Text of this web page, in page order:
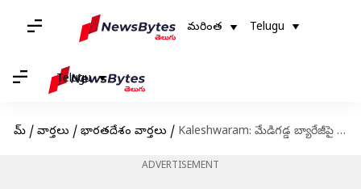
మరింత Telugu
Telugu
హోమ్ / వార్తలు / భారతదేశం వార్తలు / Kaleshwaram: మేడిగడ్డ బ్యారేజీపై డ్యాం సేప్టీ సంచలన నివేదిక.. మళ్లీ కొత్తగా కట్టాల్సిందేనట
ADVERTISEMENT